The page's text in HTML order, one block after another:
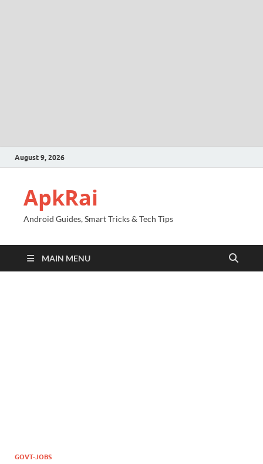
August 9, 2026
ApkRai
Android Guides, Smart Tricks & Tech Tips
MAIN MENU
GOVT-JOBS